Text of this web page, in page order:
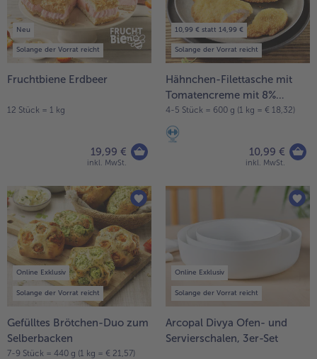
alle Brot & Brötchen
Kuchen & Torten
alle Kuchen & Torten
Wein & Spirituosen
Küchenutensilien
alle Küchenutensilien
alle Für die Heißluftfritteuse
bofrost*free
alle bofrost*free
alle bofrost*high Protein
bofrost*plus.
Weiterempfehlen &
Neu
Solange der Vorrat reicht
Fruchtbiene Erdbeer
12 Stück = 1 kg
19,99 €
inkl. MwSt.
10,99 € statt 14,99 €
Solange der Vorrat reicht
Hähnchen-Filettasche mit
Tomatencreme mit 8%
Flüssigwürzung
4-5 Stück = 600 g (1 kg = € 18,32)
10,99 €
inkl. MwSt.
Online Exklusiv
Solange der Vorrat reicht
Gefülltes Brötchen-Duo zum
Selberbacken
7-9 Stück = 440 g (1 kg = € 21,57)
Online Exklusiv
Solange der Vorrat reicht
Arcopal Divya Ofen- und
Servierschalen, 3er-Set